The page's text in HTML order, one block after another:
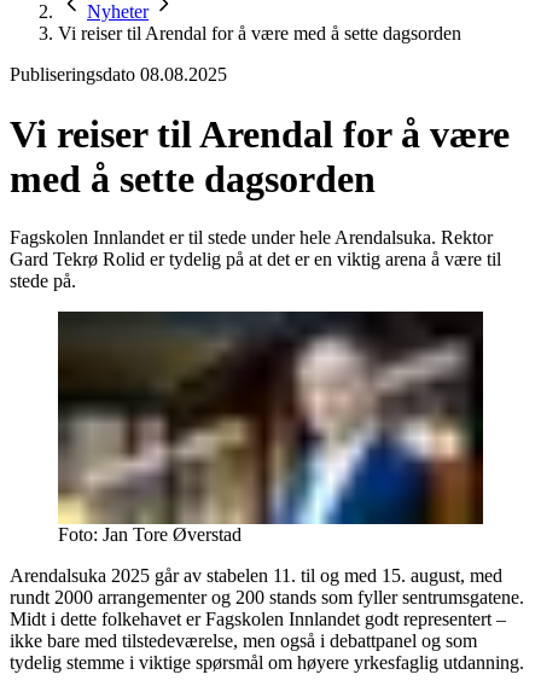
Nyheter
Vi reiser til Arendal for å være med å sette dagsorden
Publiseringsdato 08.08.2025
Vi reiser til Arendal for å være
med å sette dagsorden
Fagskolen Innlandet er til stede under hele Arendalsuka. Rektor
Gard Tekrø Rolid er tydelig på at det er en viktig arena å være til
stede på.
Foto: Jan Tore Øverstad
Arendalsuka 2025 går av stabelen 11. til og med 15. august, med
rundt 2000 arrangementer og 200 stands som fyller sentrumsgatene.
Midt i dette folkehavet er Fagskolen Innlandet godt representert –
ikke bare med tilstedeværelse, men også i debattpanel og som
tydelig stemme i viktige spørsmål om høyere yrkesfaglig utdanning.